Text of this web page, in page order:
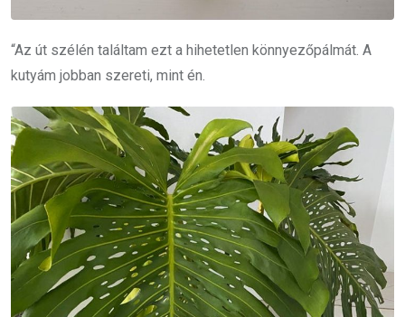
“Az út szélén találtam ezt a hihetetlen könnyezőpálmát. A
kutyám jobban szereti, mint én.